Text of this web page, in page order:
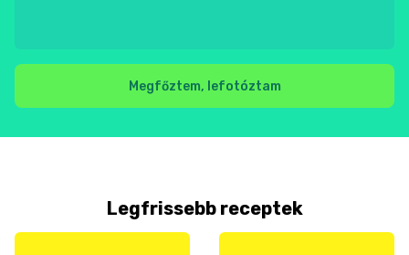
Megfőztem, lefotóztam
Legfrissebb receptek